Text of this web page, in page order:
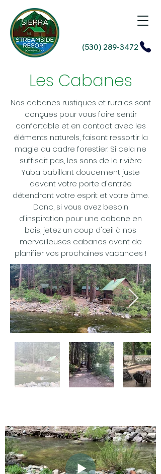
(530) 289-3472
Les Cabanes
Nos cabanes rustiques et rurales sont
conçues pour vous faire sentir
confortable et en contact avec les
éléments naturels, faisant ressortir la
magie du cadre forestier. Si cela ne
suffisait pas, les sons de la rivière
Yuba babillant doucement juste
devant votre porte d'entrée
détendront votre esprit et votre âme.
Donc, si vous avez besoin
d'inspiration pour une cabane en
bois, jetez un coup d'œil à nos
merveilleuses cabanes avant de
planifier vos prochaines vacances !